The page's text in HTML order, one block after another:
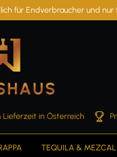
für Endverbraucher und
Lieferzeit in Österreich
TEQUILA & MEZCAL